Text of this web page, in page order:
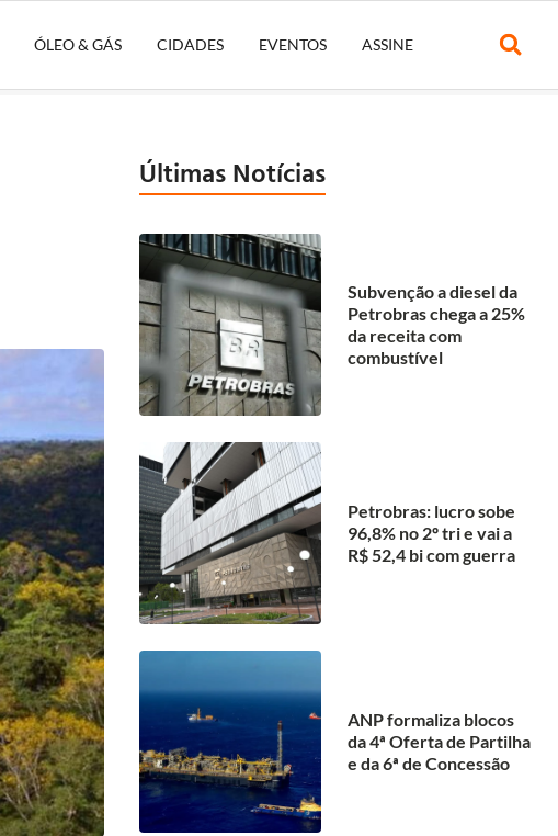
ÓLEO & GÁS CIDADES EVENTOS ASSINE
Últimas Notícias
Subvenção a diesel da
Petrobras chega a 25%
da receita com
combustível
Petrobras: lucro sobe
96,8% no 2º tri e vai a
R$ 52,4 bi com guerra
ANP formaliza blocos
da 4ª Oferta de Partilha
e da 6ª de Concessão